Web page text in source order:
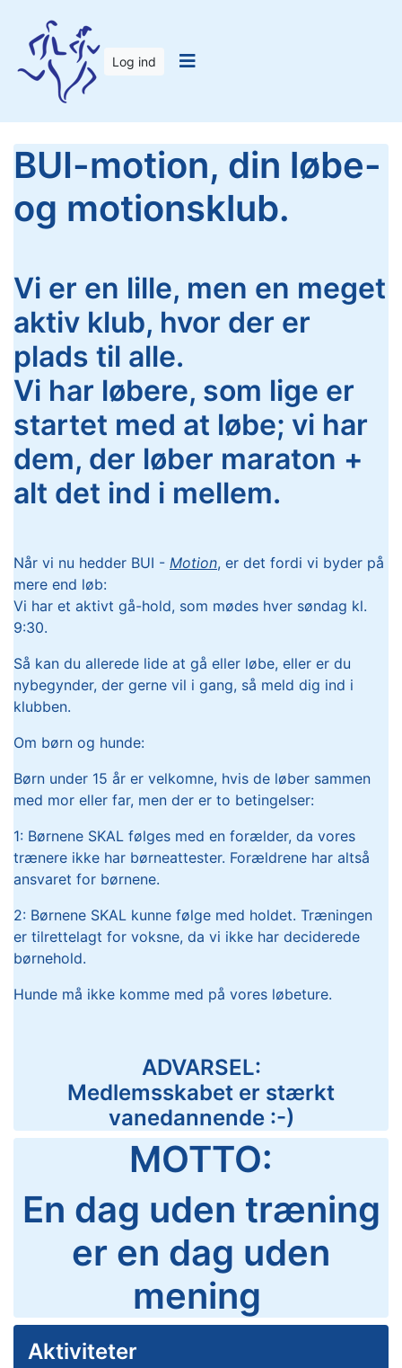
Log ind
BUI-motion, din løbe-
og motionsklub.
Vi er en lille, men en meget
aktiv klub, hvor der er
plads til alle.
Vi har løbere, som lige er
startet med at løbe; vi har
dem, der løber maraton +
alt det ind i mellem.
Når vi nu hedder BUI - Motion, er det fordi vi byder på
mere end løb:
Vi har et aktivt gå-hold, som mødes hver søndag kl.
9:30.
Så kan du allerede lide at gå eller løbe, eller er du
nybegynder, der gerne vil i gang, så meld dig ind i
klubben.
Om børn og hunde:
Børn under 15 år er velkomne, hvis de løber sammen
med mor eller far, men der er to betingelser:
1: Børnene SKAL følges med en forælder, da vores
trænere ikke har børneattester. Forældrene har altså
ansvaret for børnene.
2: Børnene SKAL kunne følge med holdet. Træningen
er tilrettelagt for voksne, da vi ikke har deciderede
børnehold.
Hunde må ikke komme med på vores løbeture.
ADVARSEL:
Medlemsskabet er stærkt
vanedannende :-)
MOTTO:
En dag uden træning
er en dag uden
mening
Aktiviteter